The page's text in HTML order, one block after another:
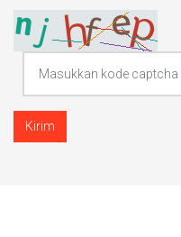
Kirim